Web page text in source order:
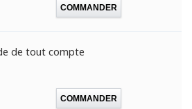
COMMANDER
de tout compte
COMMANDER